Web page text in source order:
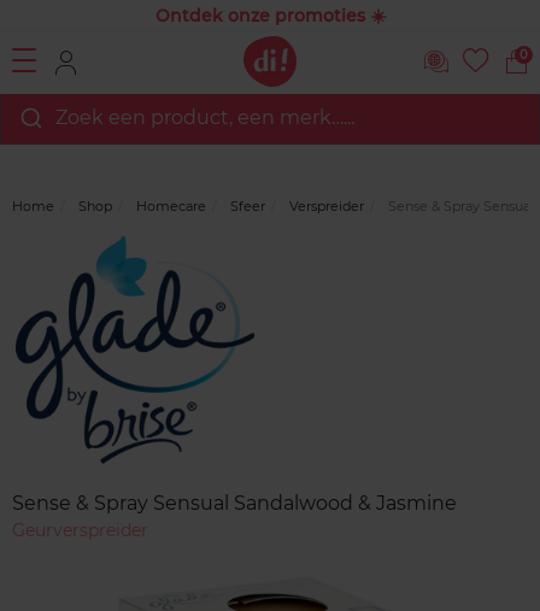
Ontdek onze promoties ☀️
0
Zoek een product, een merk…...
Home Shop Homecare Sfeer Verspreider Sense & Spray
Sense & Spray Sensual Sandalwood & Jasmine
Geurverspreider